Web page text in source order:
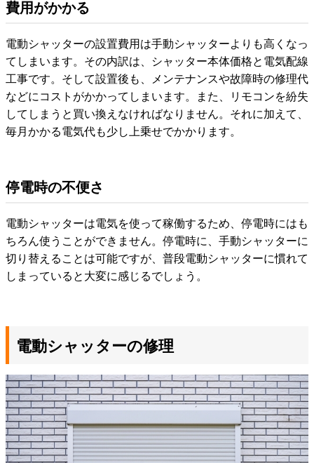
費用がかかる
電動シャッターの設置費用は手動シャッターよりも高くなっ
てしまいます。その内訳は、シャッター本体価格と電気配線
工事です。そして設置後も、メンテナンスや故障時の修理代
などにコストがかかってしまいます。また、リモコンを紛失
してしまうと買い換えなければなりません。それに加えて、
毎月かかる電気代も少し上乗せでかかります。
停電時の不便さ
電動シャッターは電気を使って稼働するため、停電時にはも
ちろん使うことができません。停電時に、手動シャッターに
切り替えることは可能ですが、普段電動シャッターに慣れて
しまっていると大変に感じるでしょう。
電動シャッターの修理